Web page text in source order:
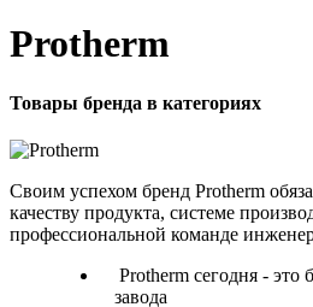
Protherm
Товары бренда в категориях
Своим успехом бренд Protherm
качеству продукта, системе
профессиональной команде
Protherm сегодня - это
завода